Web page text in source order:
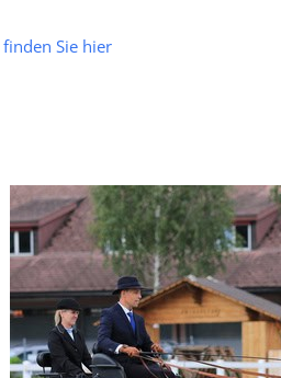
Sie hier